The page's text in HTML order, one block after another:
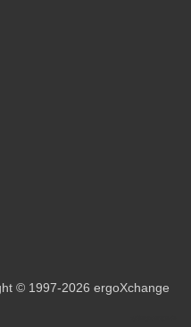
© 1997-2026 ergoXchange